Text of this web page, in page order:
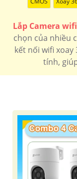
Lắp Camera
chọn của nhiều
kết nối wifi
tính,